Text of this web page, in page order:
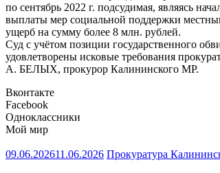
по сентябрь 2022 г. подсудимая, являясь
выплаты мер социальной поддержки
ущерб на сумму более 8 млн. рублей.
Суд с учётом позиции государственного
удовлетворены исковые требования
А. БЕЛЫХ, прокурор Калининского МР.
Вконтакте
Facebook
Одноклассники
Мой мир
09.06.202611.06.2026 Прокуратура